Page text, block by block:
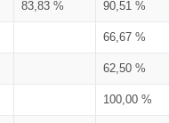
83,83 % 90,51 %
66,67 %
62,50 %
100,00 %